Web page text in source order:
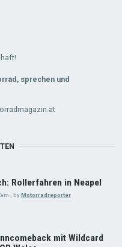
sprechen und
Rollerfahren in Neapel
byMotorradreporter
mit Wildcard